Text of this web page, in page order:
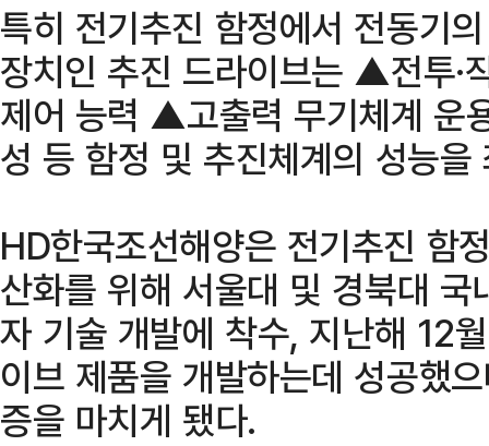
특히 전기추진 함정에서 전동기
장치인 추진 드라이브는 ▲전투·
제어 능력 ▲고출력 무기체계 운
성 등 함정 및 추진체계의 성능
HD한국조선해양은 전기추진 함
산화를 위해 서울대 및 경북대
자 기술 개발에 착수, 지난해 12
이브 제품을 개발하는데 성공했
증을 마치게 됐다.